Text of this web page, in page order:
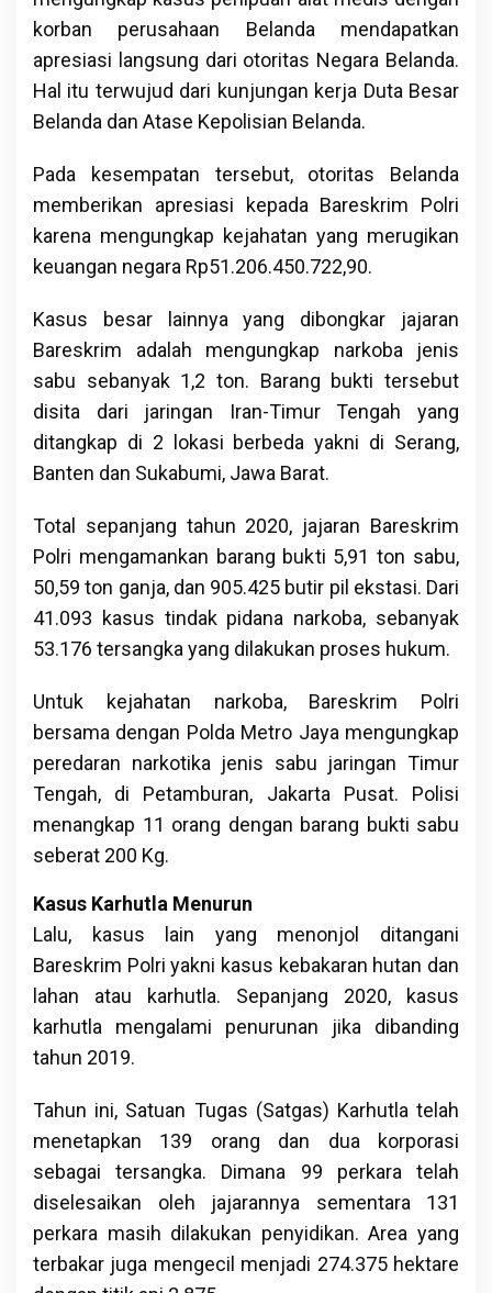
korban perusahaan Belanda mendapatkan
apresiasi langsung dari otoritas Negara Belanda.
Hal itu terwujud dari kunjungan kerja Duta Besar
Belanda dan Atase Kepolisian Belanda.
Pada kesempatan tersebut, otoritas Belanda
memberikan apresiasi kepada Bareskrim Polri
karena mengungkap kejahatan yang merugikan
keuangan negara Rp51.206.450.722,90.
Kasus besar lainnya yang dibongkar jajaran
Bareskrim adalah mengungkap narkoba jenis
sabu sebanyak 1,2 ton. Barang bukti tersebut
disita dari jaringan Iran-Timur Tengah yang
ditangkap di 2 lokasi berbeda yakni di Serang,
Banten dan Sukabumi, Jawa Barat.
Total sepanjang tahun 2020, jajaran Bareskrim
Polri mengamankan barang bukti 5,91 ton sabu,
50,59 ton ganja, dan 905.425 butir pil ekstasi. Dari
41.093 kasus tindak pidana narkoba, sebanyak
53.176 tersangka yang dilakukan proses hukum.
Untuk kejahatan narkoba, Bareskrim Polri
bersama dengan Polda Metro Jaya mengungkap
peredaran narkotika jenis sabu jaringan Timur
Tengah, di Petamburan, Jakarta Pusat. Polisi
menangkap 11 orang dengan barang bukti sabu
seberat 200 Kg.
Kasus Karhutla Menurun
Lalu, kasus lain yang menonjol ditangani
Bareskrim Polri yakni kasus kebakaran hutan dan
lahan atau karhutla. Sepanjang 2020, kasus
karhutla mengalami penurunan jika dibanding
tahun 2019.
Tahun ini, Satuan Tugas (Satgas) Karhutla telah
menetapkan 139 orang dan dua korporasi
sebagai tersangka. Dimana 99 perkara telah
diselesaikan oleh jajarannya sementara 131
perkara masih dilakukan penyidikan. Area yang
terbakar juga mengecil menjadi 274.375 hektare